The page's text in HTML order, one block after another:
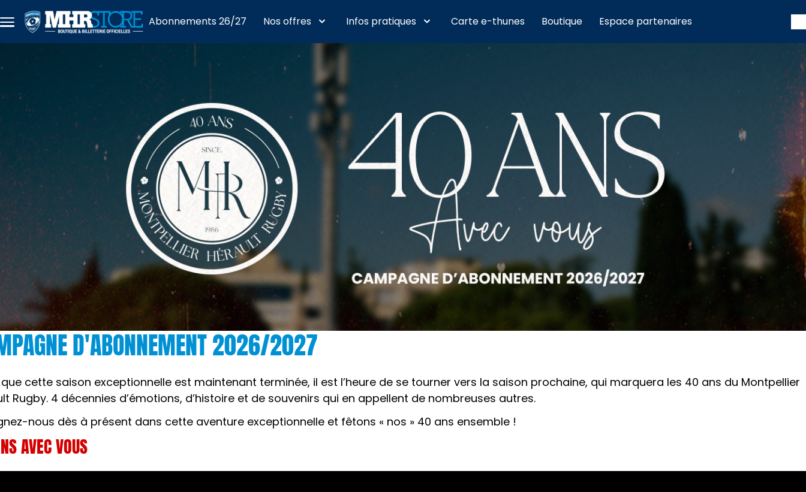
Menu
principal
Abonnements 26/27 Nos offres Infos pratiques Carte e-thunes Boutique Espace partenaires
D'ABONNEMENT 2026/2027
cette saison exceptionnelle est maintenant terminée, il est l’heure de se tourner vers la saison prochaine, qui marquera les 40 ans du Montpellier
Rugby. 4 décennies d’émotions, d’histoire et de souvenirs qui en appellent de nombreuses autres.
nous dès à présent dans cette aventure exceptionnelle et fêtons « nos » 40 ans ensemble !
AVEC VOUS